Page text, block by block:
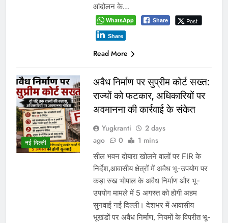
आंदोलन के…
WhatsApp Share Post
Share
Read More
नई दिल्ली
अवैध निर्माण पर सुप्रीम कोर्ट सख्त:
राज्यों को फटकार, अधिकारियों पर
अवमानना की कार्रवाई के संकेत
Yugkranti
2 days
ago
0 1 mins
सील भवन दोबारा खोलने वालों पर FIR के
निर्देश,आवासीय क्षेत्रों में अवैध भू-उपयोग पर
कड़ा रुख भोपाल के अवैध निर्माण और भू-
उपयोग मामले में 5 अगस्त को होगी अहम
सुनवाई नई दिल्ली। देशभर में आवासीय
भूखंडों पर अवैध निर्माण, नियमों के विपरीत भू-